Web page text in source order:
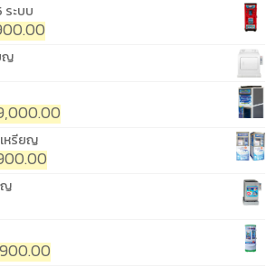
ระบบ
ญ
หรียญ
ญ